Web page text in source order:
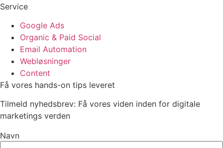
Service
Google Ads
Organic & Paid Social
Email Automation
Webløsninger
Content
Få vores hands-on tips leveret
Tilmeld nyhedsbrev: Få vores viden inden for digitale
marketings verden
Navn